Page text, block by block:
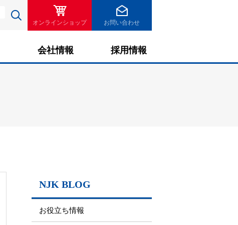
検索
オンラインショップ お問い合わせ
会社情報 採用情報
NJK BLOG
お役立ち情報